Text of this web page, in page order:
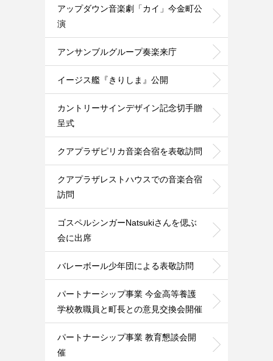
アップダウン音楽劇「カイ」今金町公
演
アンサンブルグループ奏楽来庁
イージス艦『きりしま』公開
カントリーサインデザイン記念切手贈
呈式
クアプラザピリカ音楽合宿を表敬訪問
クアプラザレストハウスでの音楽合宿
訪問
ゴスペルシンガーNatsukiさんを偲ぶ
会に出席
バレーボール少年団による表敬訪問
パートナーシップ事業 今金高等養護
学校教職員と町長との意見交換会開催
パートナーシップ事業 教育懇談会開
催